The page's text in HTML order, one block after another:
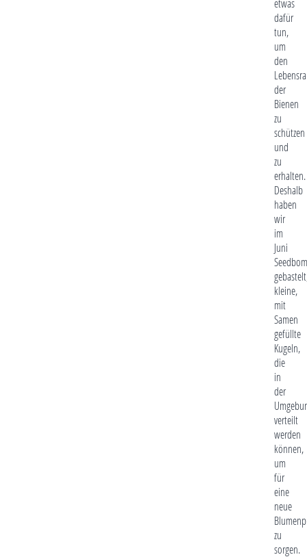
etwas
dafür
tun,
um
den
der
Bienen
zu
schützen
und
zu
erhalten.
Deshalb
haben
wir
im
Juni
kleine,
mit
Samen
gefüllte
Kugeln,
die
in
der
verteilt
werden
können,
um
für
eine
neue
zu
sorgen.